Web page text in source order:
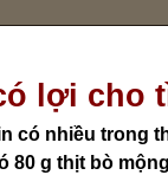
lợi cho
có nhiều trong
80 g thịt bò